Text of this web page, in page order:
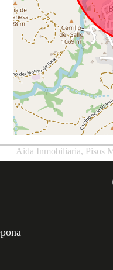
Aida Inmobiliaria, Pisos